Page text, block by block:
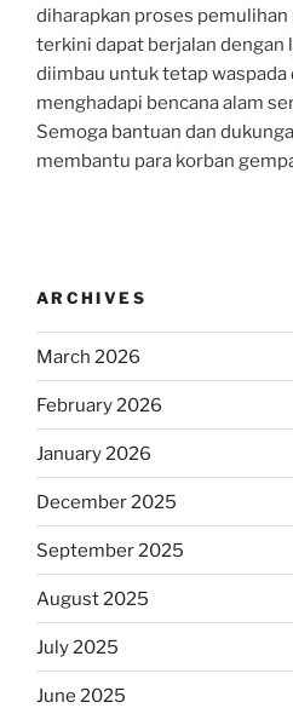
diharapkan proses pemulihan
terkini dapat berjalan dengan
diimbau untuk tetap waspada
menghadapi bencana alam
Semoga bantuan dan
membantu para korban
ARCHIVES
March 2026
February 2026
January 2026
December 2025
September 2025
August 2025
July 2025
June 2025